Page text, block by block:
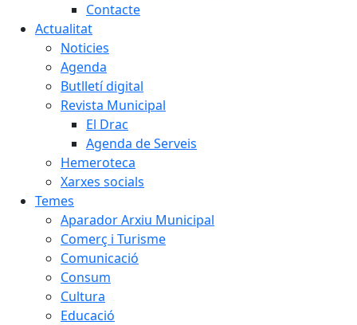
Contacte
Actualitat
Noticies
Agenda
Butlletí digital
Revista Municipal
El Drac
Agenda de Serveis
Hemeroteca
Xarxes socials
Temes
Aparador Arxiu Municipal
Comerç i Turisme
Comunicació
Consum
Cultura
Educació